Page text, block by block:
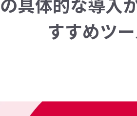
すすめツ